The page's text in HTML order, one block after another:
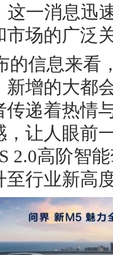
这一消息迅
市场的广泛
的信息来看
新增的大都
传递着热情
，让人眼前
2.0高阶智
至行业新高